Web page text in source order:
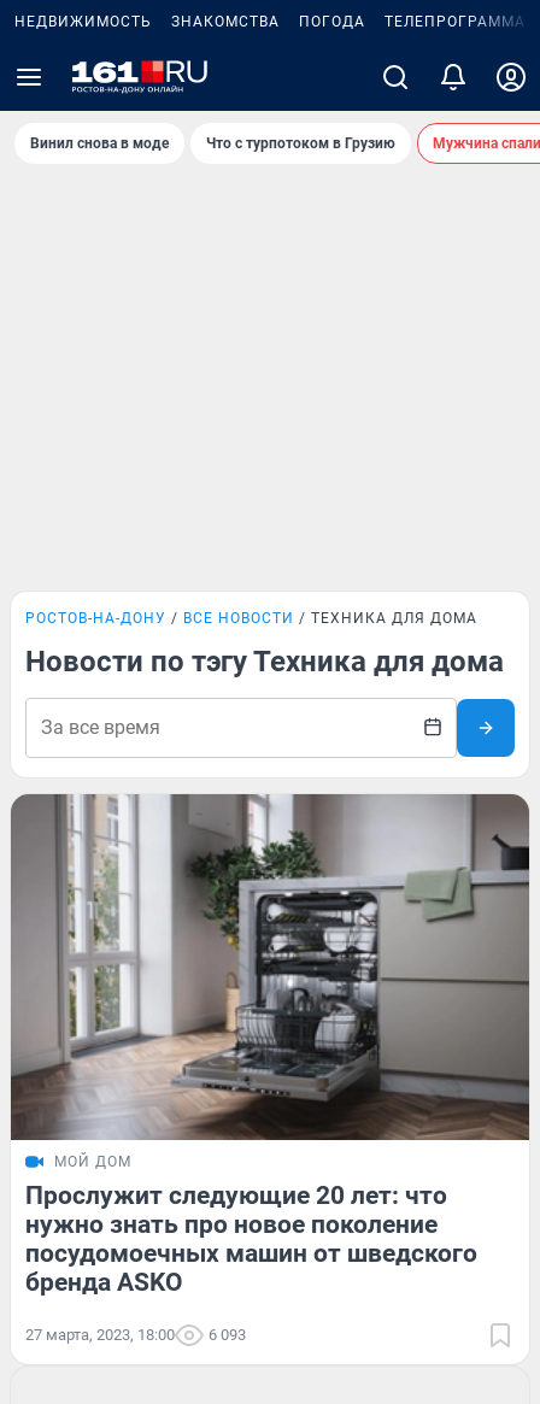
НЕДВИЖИМОСТЬ ЗНАКОМСТВА ПОГОДА ТЕЛЕПРОГРАММА
Винил снова в моде Что с турпотоком в Грузию Мужчина
РОСТОВ-НА-ДОНУ ВСЕ НОВОСТИ ТЕХНИКА ДЛЯ ДОМА
Новости по тэгу Техника для дома
МОЙ ДОМ
Прослужит следующие 20 лет: что
нужно знать про новое поколение
посудомоечных машин от шведского
бренда ASKO
27 марта, 2023, 18:00 6 093